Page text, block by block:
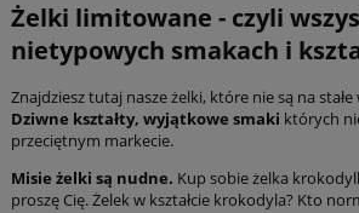
Żelki limitowane - czyli
nietypowych smakach i
Znajdziesz tutaj nasze żelki, które nie są na
Dziwne kształty, wyjątkowe smaki których
przeciętnym markecie.
Misie żelki są nudne. Kup sobie żelka
proszę Cię. Żelek w kształcie krokodyla? Kto